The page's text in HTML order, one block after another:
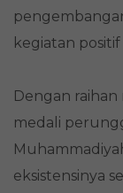
kegiatan
Dengan
medali
eksistensinya